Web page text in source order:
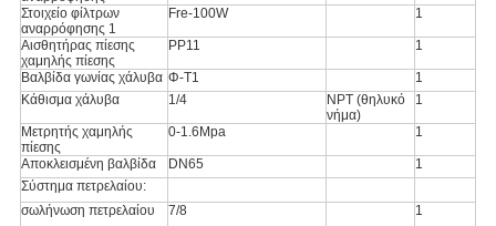
Στοιχείο φίλτρων
αναρρόφησης 1
Fre-100W 1
Αισθητήρας πίεσης
χαμηλής πίεσης
PP11 1
Βαλβίδα γωνίας χάλυβα Φ-T1
1
Κάθισμα χάλυβα
1/4
NPT (θηλυκό
νήμα)
1
Μετρητής χαμηλής
πίεσης
0-1.6Mpa 1
Αποκλεισμένη βαλβίδα DN65
1
Σύστημα πετρελαίου:
σωλήνωση πετρελαίου
7/8
1